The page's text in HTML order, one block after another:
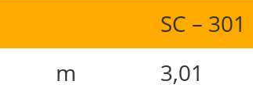
SC – 301
m 3,01